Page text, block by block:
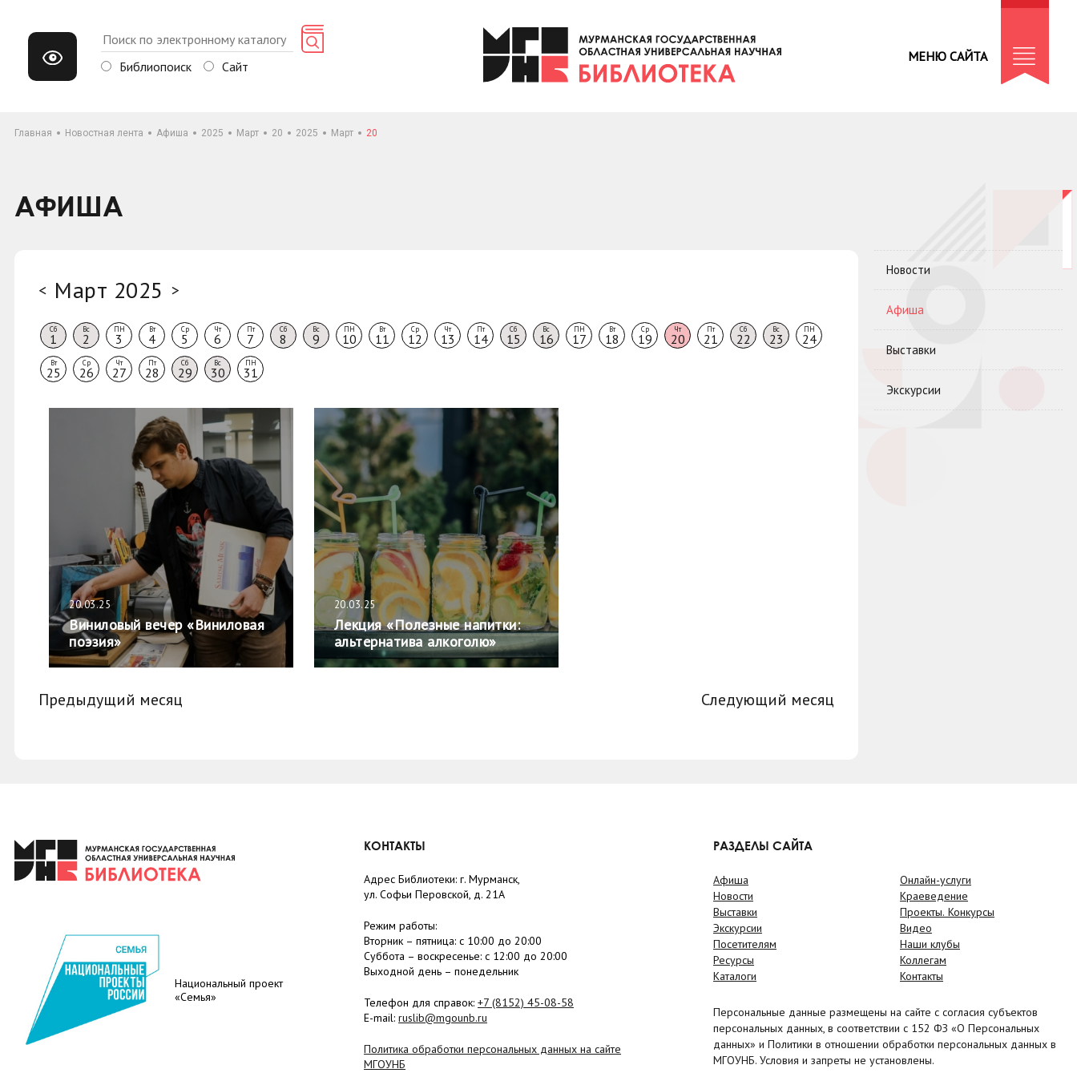
Библиопоиск Сайт
МЕНЮ САЙТА
Главная Новостная лента Афиша 2025 Март 20 2025 Март 20
АФИША
< Март 2025 >
Сб
1
Вс
2
ПН
3
Вт
4
Ср
5
Чт
6
Пт
7
Сб
8
Вс
9
ПН
10
Вт
11
Ср
12
Чт
13
Пт
14
Сб
15
Вс
16
ПН
17
Вт
18
Ср
19
Чт
20
Пт
21
Сб
22
Вс
23
ПН
24
Вт
25
Ср
26
Чт
27
Пт
28
Сб
29
Вс
30
ПН
31
20.03.25
Виниловый вечер «Виниловая
поэзия»
20.03.25
Лекция «Полезные напитки:
альтернатива алкоголю»
Предыдущий месяц Следующий месяц
Новости
Афиша
Выставки
Экскурсии
Национальный проект
«Семья»
КОНТАКТЫ
Адрес Библиотеки: г. Мурманск,
ул. Софьи Перовской, д. 21А
Режим работы:
Вторник – пятница: с 10:00 до 20:00
Суббота – воскресенье: c 12:00 до 20:00
Выходной день – понедельник
Телефон для справок: +7 (8152) 45-08-58
E-mail: ruslib@mgounb.ru
Политика обработки персональных данных на сайте
МГОУНБ
РАЗДЕЛЫ САЙТА
Афиша
Новости
Выставки
Экскурсии
Посетителям
Ресурсы
Каталоги
Онлайн-услуги
Краеведение
Проекты. Конкурсы
Видео
Наши клубы
Коллегам
Контакты
Персональные данные размещены на сайте с согласия субъектов
персональных данных, в соответствии с 152 ФЗ «О Персональных
данных» и Политики в отношении обработки персональных данных в
МГОУНБ. Условия и запреты не установлены.